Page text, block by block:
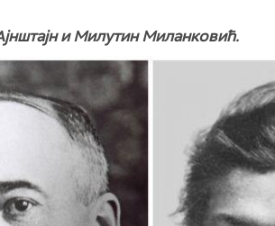
и Милутин Миланковић.